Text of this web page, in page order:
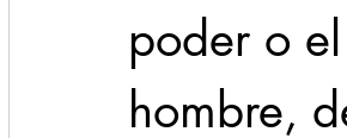
poder o
hombre,